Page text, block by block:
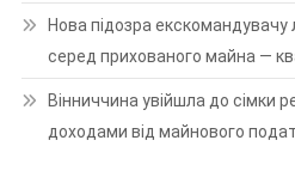
Нова підозра екскомандувачу
серед прихованого майна —
Вінниччина увійшла до сімки
доходами від майнового